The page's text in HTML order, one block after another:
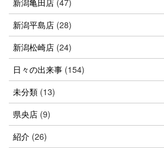
新潟亀田店 (47)
新潟平島店 (28)
新潟松崎店 (24)
日々の出来事 (154)
未分類 (13)
県央店 (9)
紹介 (26)